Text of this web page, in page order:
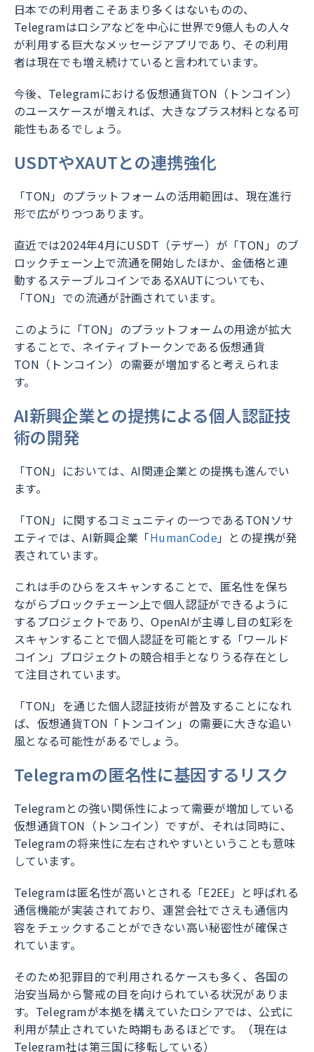
日本での利用者こそあまり多くはないものの、
Telegramはロシアなどを中心に世界で9億人もの人々
が利用する巨大なメッセージアプリであり、その利用
者は現在でも増え続けていると言われています。
今後、Telegramにおける仮想通貨TON（トンコイン）
のユースケースが増えれば、大きなプラス材料となる可
能性もあるでしょう。
USDTやXAUTとの連携強化
「TON」のプラットフォームの活用範囲は、現在進行
形で広がりつつあります。
直近では2024年4月にUSDT（テザー）が「TON」のブ
ロックチェーン上で流通を開始したほか、金価格と連
動するステーブルコインであるXAUTについても、
「TON」での流通が計画されています。
このように「TON」のプラットフォームの用途が拡大
することで、ネイティブトークンである仮想通貨
TON（トンコイン）の需要が増加すると考えられま
す。
AI新興企業との提携による個人認証技
術の開発
「TON」においては、AI関連企業との提携も進んでい
ます。
「TON」に関するコミュニティの一つであるTONソサ
エティでは、AI新興企業「HumanCode」との提携が発
表されています。
これは手のひらをスキャンすることで、匿名性を保ち
ながらブロックチェーン上で個人認証ができるように
するプロジェクトであり、OpenAIが主導し目の虹彩を
スキャンすることで個人認証を可能とする「ワールド
コイン」プロジェクトの競合相手となりうる存在とし
て注目されています。
「TON」を通じた個人認証技術が普及することになれ
ば、仮想通貨TON「トンコイン」の需要に大きな追い
風となる可能性があるでしょう。
Telegramの匿名性に基因するリスク
Telegramとの強い関係性によって需要が増加している
仮想通貨TON（トンコイン）ですが、それは同時に、
Telegramの将来性に左右されやすいということも意味
しています。
Telegramは匿名性が高いとされる「E2EE」と呼ばれる
通信機能が実装されており、運営会社でさえも通信内
容をチェックすることができない高い秘密性が確保さ
れています。
そのため犯罪目的で利用されるケースも多く、各国の
治安当局から警戒の目を向けられている状況がありま
す。Telegramが本拠を構えていたロシアでは、公式に
利用が禁止されていた時期もあるほどです。（現在は
Telegram社は第三国に移転している）